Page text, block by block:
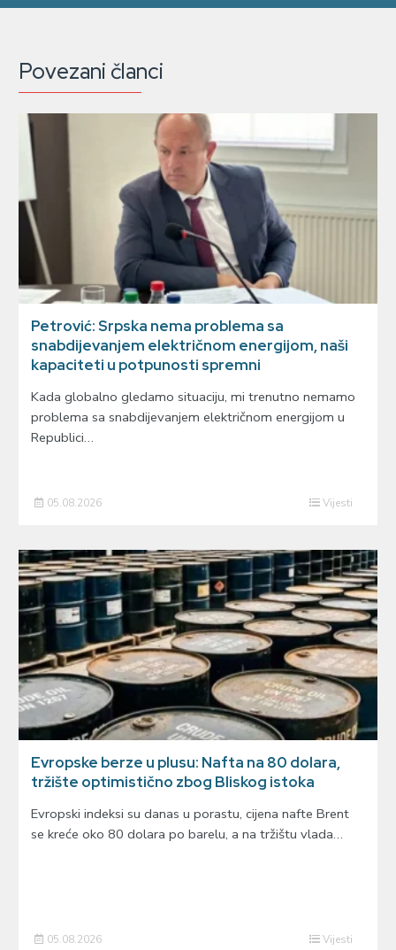
Povezani članci
Petrović: Srpska nema problema sa
snabdijevanjem električnom energijom, naši
kapaciteti u potpunosti spremni
Kada globalno gledamo situaciju, mi trenutno nemamo
problema sa snabdijevanjem električnom energijom u
Republici…
05.08.2026 Vijesti
Evropske berze u plusu: Nafta na 80 dolara,
tržište optimistično zbog Bliskog istoka
Evropski indeksi su danas u porastu, cijena nafte Brent
se kreće oko 80 dolara po barelu, a na tržištu vlada…
05.08.2026 Vijesti